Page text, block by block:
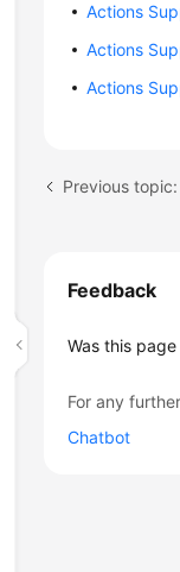
Actions
Actions
Actions
Previous
Feedback
Was this
For any
Chatbot